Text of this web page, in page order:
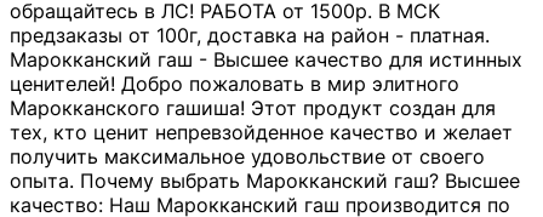
обращайтесь в ЛС! РАБОТА от 1500р. В МСК
предзаказы от 100г, доставка на район - платная.
Марокканский гаш - Высшее качество для истинных
ценителей! Добро пожаловать в мир элитного
Марокканского гашиша! Этот продукт создан для
тех, кто ценит непревзойденное качество и желает
получить максимальное удовольствие от своего
опыта. Почему выбрать Марокканский гаш? Высшее
качество: Наш Марокканский гаш производится по